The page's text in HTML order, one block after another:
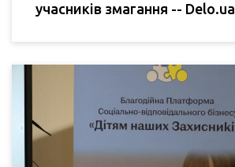
учасників змагання -- Delo.ua